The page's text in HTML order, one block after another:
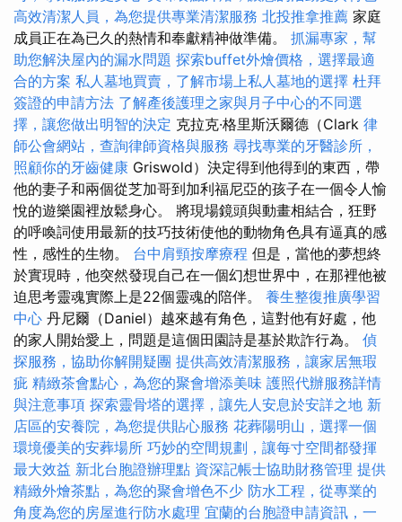
高效清潔人員，為您提供專業清潔服務 北投推拿推薦 家庭
成員正在為已久的熱情和奉獻精神做準備。 抓漏專家，幫
助您解決屋內的漏水問題 探索buffet外燴價格，選擇最適
合的方案 私人墓地買賣，了解市場上私人墓地的選擇 杜拜
簽證的申請方法 了解產後護理之家與月子中心的不同選
擇，讓您做出明智的決定 克拉克·格里斯沃爾德（Clark 律
師公會網站，查詢律師資格與服務 尋找專業的牙醫診所，
照顧你的牙齒健康 Griswold）決定得到他得到的東西，帶
他的妻子和兩個從芝加哥到加利福尼亞的孩子在一個令人愉
悅的遊樂園裡放鬆身心。 將現場鏡頭與動畫相結合，狂野
的呼喚詞使用最新的技巧技術使他的動物角色具有逼真的感
性，感性的生物。 台中肩頸按摩療程 但是，當他的夢想終
於實現時，他突然發現自己在一個幻想世界中，在那裡他被
迫思考靈魂實際上是22個靈魂的陪伴。 養生整復推廣學習
中心 丹尼爾（Daniel）越來越有角色，這對他有好處，他
的家人開始愛上，問題是這個田園詩是基於欺詐行為。 偵
探服務，協助你解開疑團 提供高效清潔服務，讓家居無瑕
疵 精緻茶會點心，為您的聚會增添美味 護照代辦服務詳情
與注意事項 探索靈骨塔的選擇，讓先人安息於安詳之地 新
店區的安養院，為您提供貼心服務 花葬陽明山，選擇一個
環境優美的安葬場所 巧妙的空間規劃，讓每寸空間都發揮
最大效益 新北台胞證辦理點 資深記帳士協助財務管理 提供
精緻外燴茶點，為您的聚會增色不少 防水工程，從專業的
角度為您的房屋進行防水處理 宜蘭的台胞證申請資訊，一